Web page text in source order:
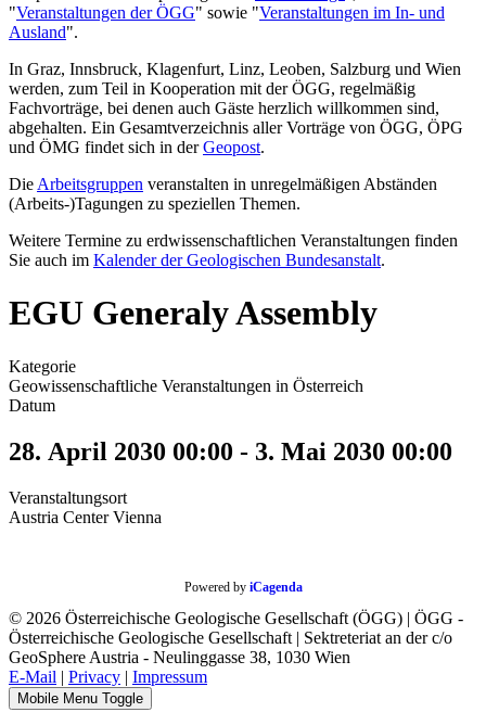
"Veranstaltungen der ÖGG" sowie "Veranstaltungen im In- und
Ausland".
In Graz, Innsbruck, Klagenfurt, Linz, Leoben, Salzburg und Wien
werden, zum Teil in Kooperation mit der ÖGG, regelmäßig
Fachvorträge, bei denen auch Gäste herzlich willkommen sind,
abgehalten. Ein Gesamtverzeichnis aller Vorträge von ÖGG, ÖPG
und ÖMG findet sich in derGeopost.
Die Arbeitsgruppen veranstalten in unregelmäßigen Abständen
(Arbeits-)Tagungen zu speziellen Themen.
Weitere Termine zu erdwissenschaftlichen Veranstaltungen finden
Sie auch im Kalender der Geologischen Bundesanstalt.
EGU Generaly Assembly
Kategorie
Geowissenschaftliche Veranstaltungen in Österreich
Datum
28. April 2030 00:00 - 3. Mai 2030 00:00
Veranstaltungsort
Austria Center Vienna
Powered by iCagenda
© 2026 Österreichische Geologische Gesellschaft (ÖGG) | ÖGG -
Österreichische Geologische Gesellschaft | Sektreteriat an der c/o
GeoSphere Austria - Neulinggasse 38, 1030 Wien
E-Mail | Privacy | Impressum
Mobile Menu Toggle